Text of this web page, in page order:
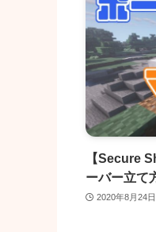
【Secure
ーバー立て
2020年8月24日